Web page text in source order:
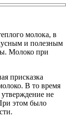
молока, в
и полезным
Молоко при
присказка
В то время
не
этом было